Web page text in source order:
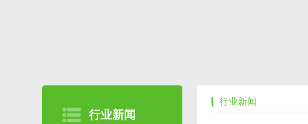
行业新闻
行业新闻